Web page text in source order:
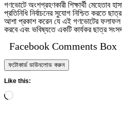
গণভোটে অংশগ্রহণকারী শিক্ষার্থী মেহেতাব
প্রতিনিধি নির্বাচনের সুযোগ নিশ্চিত করতে
আশা প্রকাশ করেন যে এই গণভোটের ফলাফল
করবে এবং ভবিষ্যতে একটি কার্যকর ছাত্র
Facebook Comments Box
ফটোকার্ড ডাউনলোড করুন
Like this:
Loading…